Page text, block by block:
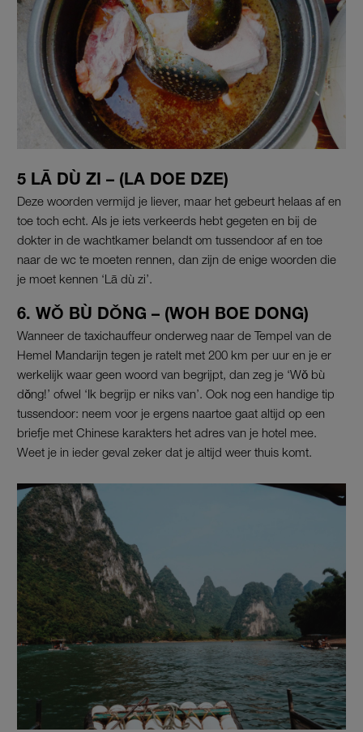
5 LĀ DÙ ZI – (LA DOE DZE)
Deze woorden vermijd je liever, maar het gebeurt helaas af en
toe toch echt. Als je iets verkeerds hebt gegeten en bij de
dokter in de wachtkamer belandt om tussendoor af en toe
naar de wc te moeten rennen, dan zijn de enige woorden die
je moet kennen ‘Lā dù zi’.
6. WǑ BÙ DǑNG – (WOH BOE DONG)
Wanneer de taxichauffeur onderweg naar de Tempel van de
Hemel Mandarijn tegen je ratelt met 200 km per uur en je er
werkelijk waar geen woord van begrijpt, dan zeg je ‘Wǒ bù
dǒng!’ ofwel ‘Ik begrijp er niks van’. Ook nog een handige tip
tussendoor: neem voor je ergens naartoe gaat altijd op een
briefje met Chinese karakters het adres van je hotel mee.
Weet je in ieder geval zeker dat je altijd weer thuis komt.